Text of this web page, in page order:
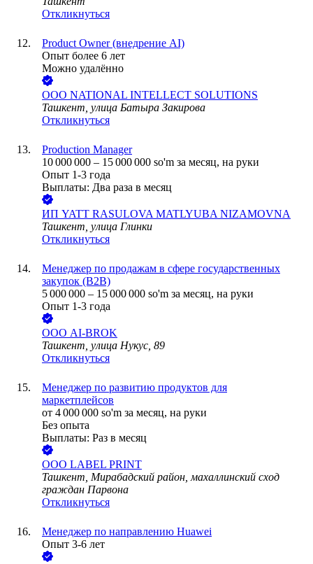
Откликнуться
Product Owner (внедрение AI)
Опыт более 6 лет
Можно удалённо
ООО NATIONAL INTELLECT SOLUTIONS
Ташкент, улица Батыра Закирова
Откликнуться
Production Manager
10 000 000 – 15 000 000 so'm за месяц, на руки
Опыт 1-3 года
Выплаты: Два раза в месяц
ИП YATT RASULOVA MATLYUBA NIZAMOVNA
Ташкент, улица Глинки
Откликнуться
Менеджер по продажам в сфере государственных
закупок (B2B)
5 000 000 – 15 000 000 so'm за месяц, на руки
Опыт 1-3 года
ООО AI-BROK
Ташкент, улица Нукус, 89
Откликнуться
Менеджер по развитию продуктов для
маркетплейсов
от 4 000 000 so'm за месяц, на руки
Без опыта
Выплаты: Раз в месяц
ООО LABEL PRINT
Ташкент, Мирабадский район, махаллинский сход
граждан Парвона
Откликнуться
Менеджер по направлению Huawei
Опыт 3-6 лет